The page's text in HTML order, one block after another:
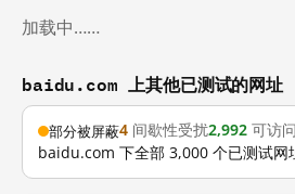
加载中……
baidu.com 上其他已测试的网址
部分被屏蔽4 间歇性受扰2,992 可访问
baidu.com 下全部 3,000 个已测试